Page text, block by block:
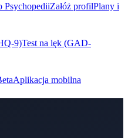
PsychopediiZałóż profilPlany i
9)Test na lęk (GAD-
Aplikacja mobilna